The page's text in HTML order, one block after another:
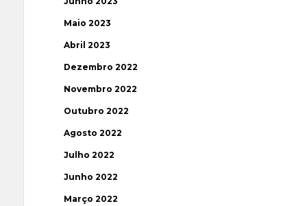
Maio 2023
Abril 2023
Dezembro 2022
Novembro 2022
Outubro 2022
Agosto 2022
Julho 2022
Junho 2022
Março 2022